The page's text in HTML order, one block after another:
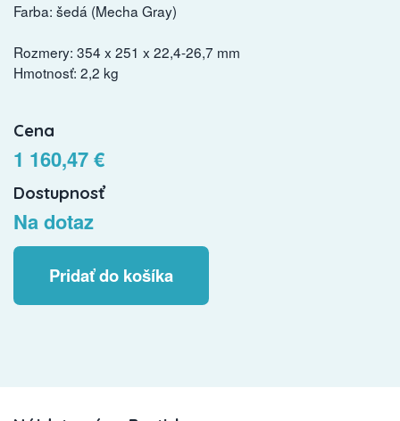
Farba: šedá (Mecha Gray)
Rozmery: 354 x 251 x 22,4-26,7 mm
Hmotnosť: 2,2 kg
Cena
1 160,47 €
Dostupnosť
Na dotaz
Pridať do košíka